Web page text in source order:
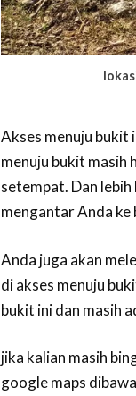
Akses menuju bukit
menuju bukit masih
setempat. Dan
mengantar Anda ke
Anda juga akan
di akses menuju
bukit ini dan masih
jika kalian masih
google maps